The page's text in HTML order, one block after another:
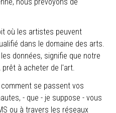
nous prévoyons de
où les artistes peuvent
dans le domaine des arts.
données, signifie que notre
à acheter de l'art.
se passent vos
- que - je suppose - vous
ou à travers les réseaux